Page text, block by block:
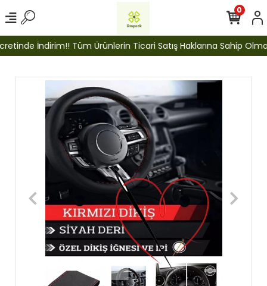
İndirim!! Tüm Ürünlerin Ticari Satış Haklarına Sahip
0